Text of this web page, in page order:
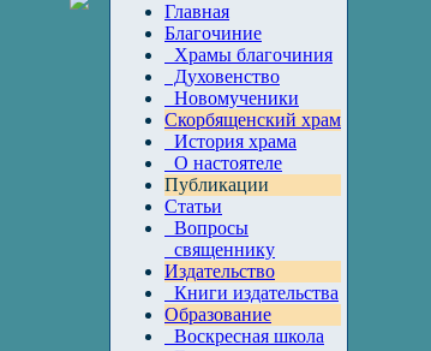
Главная
Благочиние
Храмы благочиния
Духовенство
Новомученики
Скорбященский храм
История храма
О настоятеле
Публикации
Статьи
Вопросы
священнику
Издательство
Книги издательства
Образование
Воскресная школа